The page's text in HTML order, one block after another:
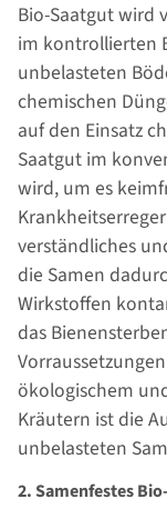
Bio-Saatgut wird
im kontrollierten
unbelasteten
chemischen
auf den Einsatz
Saatgut im
wird, um es
verständliches
die Samen
Wirkstoffen
das
ökologischem
Kräutern ist die
unbelasteten
2. Samenfestes